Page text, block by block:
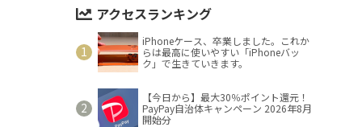
アクセスランキング
iPhoneケース、卒業しました。これか
らは最高に使いやすい「iPhoneバッ
ク」で生きていきます。
【今日から】最大30％ポイント還元！
PayPay自治体キャンペーン 2026年8月
開始分